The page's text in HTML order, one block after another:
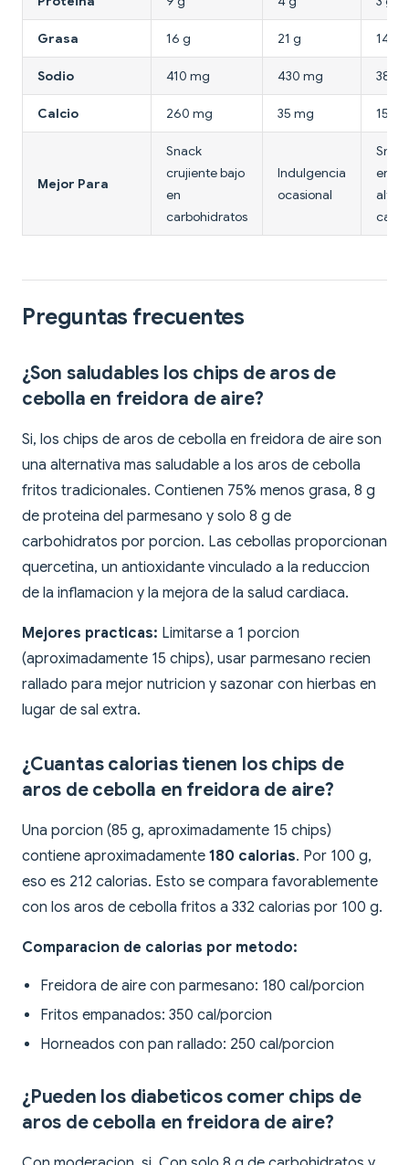
Grasa 16 g 21 g 14 g
Sodio 410 mg 430 mg 380
Calcio 260 mg 35 mg 15
Mejor Para
Snack
crujiente bajo
en
carbohidratos
Indulgencia
ocasional
alto
Preguntas frecuentes
¿Son saludables los chips de aros de
cebolla en freidora de aire?
Si, los chips de aros de cebolla en freidora de aire son
una alternativa mas saludable a los aros de cebolla
fritos tradicionales. Contienen 75% menos grasa, 8 g
de proteina del parmesano y solo 8 g de
carbohidratos por porcion. Las cebollas proporcionan
quercetina, un antioxidante vinculado a la reduccion
de la inflamacion y la mejora de la salud cardiaca.
Mejores practicas: Limitarse a 1 porcion
(aproximadamente 15 chips), usar parmesano recien
rallado para mejor nutricion y sazonar con hierbas en
lugar de sal extra.
¿Cuantas calorias tienen los chips de
aros de cebolla en freidora de aire?
Una porcion (85 g, aproximadamente 15 chips)
contiene aproximadamente 180 calorias. Por 100 g,
eso es 212 calorias. Esto se compara favorablemente
con los aros de cebolla fritos a 332 calorias por 100 g.
Comparacion de calorias por metodo:
Freidora de aire con parmesano: 180 cal/porcion
Fritos empanados: 350 cal/porcion
Horneados con pan rallado: 250 cal/porcion
¿Pueden los diabeticos comer chips de
aros de cebolla en freidora de aire?